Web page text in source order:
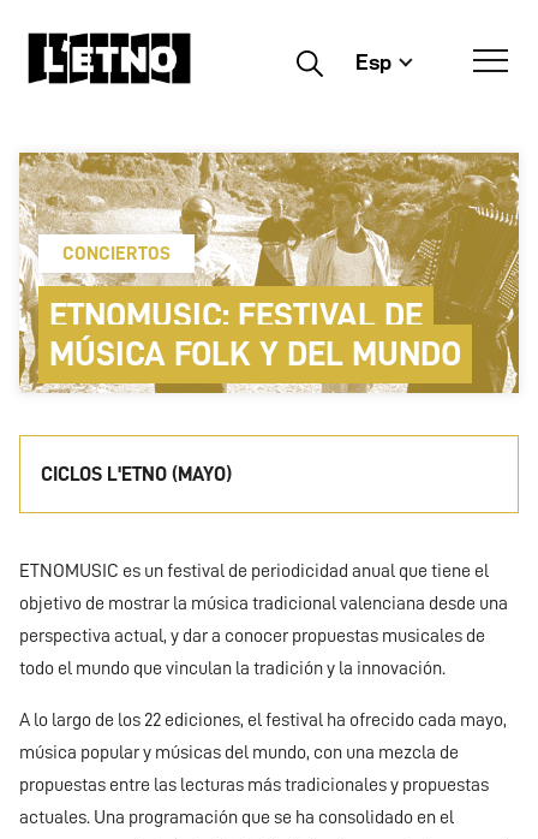
Buscar Esp
CONCIERTOS
ETNOMUSIC: FESTIVAL DE
MÚSICA FOLK Y DEL MUNDO
CICLOS L'ETNO (MAYO)
ETNOMUSIC es un festival de periodicidad anual que tiene el
objetivo de mostrar la música tradicional valenciana desde una
perspectiva actual, y dar a conocer propuestas musicales de
todo el mundo que vinculan la tradición y la innovación.
A lo largo de los 22 ediciones, el festival ha ofrecido cada mayo,
música popular y músicas del mundo, con una mezcla de
propuestas entre las lecturas más tradicionales y propuestas
actuales. Una programación que se ha consolidado en el